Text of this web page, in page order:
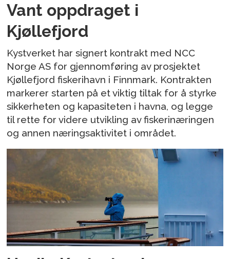
Vant oppdraget i
Kjøllefjord
Kystverket har signert kontrakt med NCC
Norge AS for gjennomføring av prosjektet
Kjøllefjord fiskerihavn i Finnmark. Kontrakten
markerer starten på et viktig tiltak for å styrke
sikkerheten og kapasiteten i havna, og legge
til rette for videre utvikling av fiskerinæringen
og annen næringsaktivitet i området.